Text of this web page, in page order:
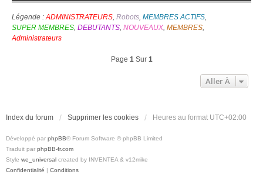
Légende : ADMINISTRATEURS Robots MEMBRES ACTIFS
SUPER MEMBRES DEBUTANTS NOUVEAUX MEMBRES
Administrateurs
Page 1 Sur 1
Aller À
Index du forum Supprimer les cookies Heures au format UTC+02:00
Développé par phpBB® Forum Software © phpBB Limited
Traduit par phpBB-fr.com
Style we_universal created by INVENTEA & v12mike
Confidentialité | Conditions